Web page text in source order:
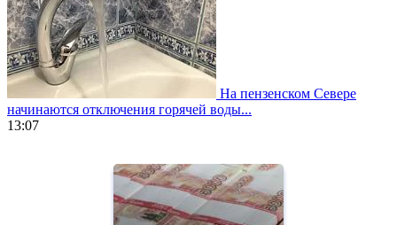
На пензенском Севере
начинаются отключения горячей воды...
13:07